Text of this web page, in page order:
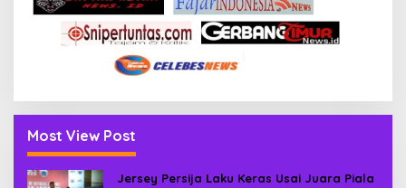
Most View Post
Jersey Persija Laku Keras Usai Juara Piala